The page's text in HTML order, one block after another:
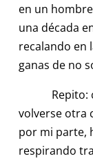
en un
una década
recalando en
ganas de no
Repito:
volverse otra
por mi parte,
respirando